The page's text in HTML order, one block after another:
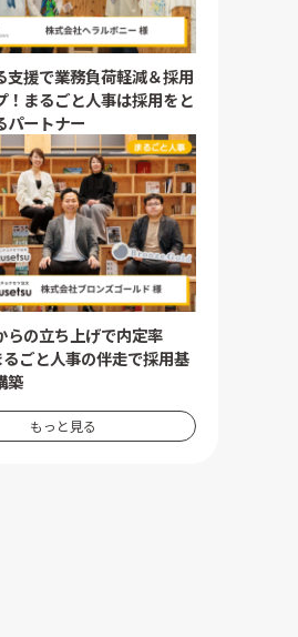
支援で業務負荷軽減＆採用
！まるごと人事は採用をと
パートナー
らの立ち上げで内定率
ごと人事の伴走で採用基
築
もっと見る